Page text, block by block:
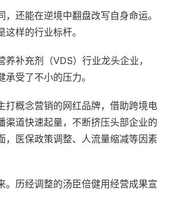
，还能在逆境中翻盘改写自身命运。
这样的行业标杆。
养补充剂（VDS）行业龙头企业，
受了不小的压力。
打概念营销的网红品牌，借助跨境电
渠道快速起量，不断挤压头部企业的
，医保政策调整、人流量缩减等因素
。历经调整的汤臣倍健用经营成果宣